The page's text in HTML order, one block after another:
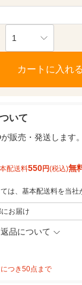
1
カートに入れる
いて
が販売・発送します。
配送料550円(税込)無
は、基本配送料を当社
お届け
品について
つき50点まで